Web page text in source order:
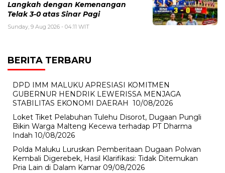
Langkah dengan Kemenangan
Telak 3-0 atas Sinar Pagi
Sunday, 9 Aug 2026 - 04:11 WIT
BERITA TERBARU
DPD IMM MALUKU APRESIASI KOMITMEN
GUBERNUR HENDRIK LEWERISSA MENJAGA
STABILITAS EKONOMI DAERAH
10/08/2026
Loket Tiket Pelabuhan Tulehu Disorot, Dugaan Pungli
Bikin Warga Malteng Kecewa terhadap PT Dharma
Indah 10/08/2026
Polda Maluku Luruskan Pemberitaan Dugaan Polwan
Kembali Digerebek, Hasil Klarifikasi: Tidak Ditemukan
Pria Lain di Dalam Kamar 09/08/2026